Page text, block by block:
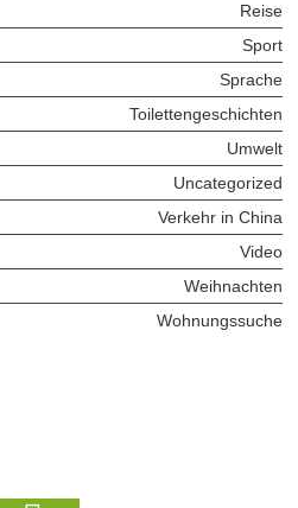
Reise
Sport
Sprache
Toilettengeschichten
Umwelt
Uncategorized
Verkehr in China
Video
Weihnachten
Wohnungssuche